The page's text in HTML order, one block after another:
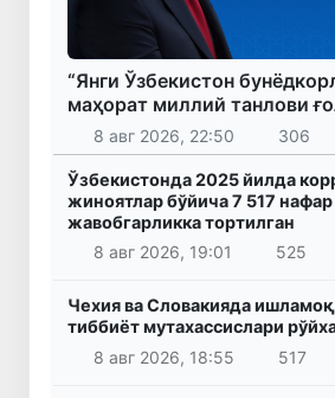
“Янги Ўзбекистон
маҳорат миллий танлови
8 авг 2026, 22:50 306
Ўзбекистонда 2025 йилда
жиноятлар бўйича 7 517
жавобгарликка тортилган
8 авг 2026, 19:01
525
Чехия ва Словакияда
тиббиёт мутахассислари
8 авг 2026, 18:55
517